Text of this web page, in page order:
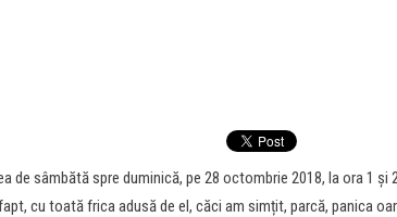
de sâmbătă spre duminică, pe 28 octombrie 2018, la ora 1
cu toată frica adusă de el, căci am simțit, parcă, panica